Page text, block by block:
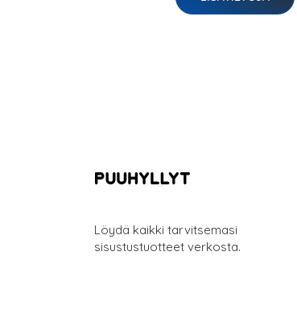
Löydä kaikki tarvitsemasi
sisustustuotteet verkosta.